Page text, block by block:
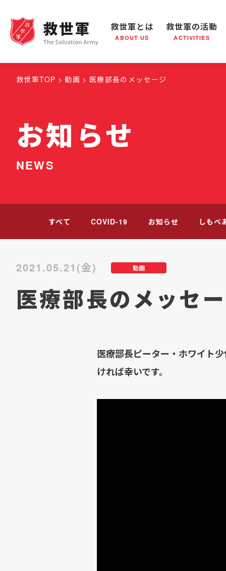
救世軍とは
ABOUT US
救世軍とは 世界が抱えている社会問題 救世
救世軍の活動
ACTIVITIES
救世軍の活動 社会鍋
組織概要
救世軍TOP 動画 医療部長のメッセージ
お知らせ
NEWS
すべて COVID-19 お知らせ しもべ
動画
2021.05.21(金)
医療部長のメッセ
医療部長ピーター・ホワイト
ければ幸いです。